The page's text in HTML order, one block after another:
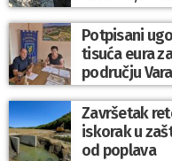
Potpisani
tisuća eura
području
Završetak
iskorak u
od poplava